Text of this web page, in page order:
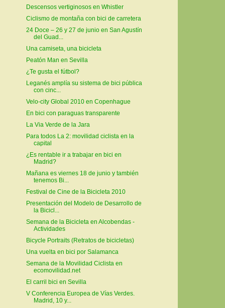
Descensos vertiginosos en Whistler
Ciclismo de montaña con bici de carretera
24 Doce – 26 y 27 de junio en San Agustín
del Guad...
Una camiseta, una bicicleta
Peatón Man en Sevilla
¿Te gusta el fútbol?
Leganés amplía su sistema de bici pública
con cinc...
Velo-city Global 2010 en Copenhague
En bici con paraguas transparente
La Via Verde de la Jara
Para todos La 2: movilidad ciclista en la
capital
¿Es rentable ir a trabajar en bici en
Madrid?
Mañana es viernes 18 de junio y también
tenemos Bi...
Festival de Cine de la Bicicleta 2010
Presentación del Modelo de Desarrollo de
la Bicicl...
Semana de la Bicicleta en Alcobendas -
Actividades
Bicycle Portraits (Retratos de bicicletas)
Una vuelta en bici por Salamanca
Semana de la Movilidad Ciclista en
ecomovilidad.net
El carril bici en Sevilla
V Conferencia Europea de Vías Verdes.
Madrid, 10 y...